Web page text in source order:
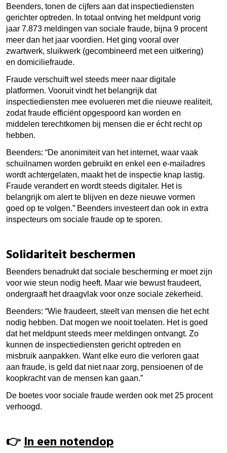
Beenders, tonen de cijfers aan dat inspectiediensten
gerichter optreden. In totaal ontving het meldpunt vorig
jaar 7.873 meldingen van sociale fraude, bijna 9 procent
meer dan het jaar voordien. Het ging vooral over
zwartwerk, sluikwerk (gecombineerd met een uitkering)
en domiciliefraude.
Fraude verschuift wel steeds meer naar digitale
platformen. Vooruit vindt het belangrijk dat
inspectiediensten mee evolueren met die nieuwe realiteit,
zodat fraude efficiënt opgespoord kan worden en
middelen terechtkomen bij mensen die er écht recht op
hebben.
Beenders: “De anonimiteit van het internet, waar vaak
schuilnamen worden gebruikt en enkel een e-mailadres
wordt achtergelaten, maakt het de inspectie knap lastig.
Fraude verandert en wordt steeds digitaler. Het is
belangrijk om alert te blijven en deze nieuwe vormen
goed op te volgen.” Beenders investeert dan ook in extra
inspecteurs om sociale fraude op te sporen.
Solidariteit beschermen
Beenders benadrukt dat sociale bescherming er moet zijn
voor wie steun nodig heeft. Maar wie bewust fraudeert,
ondergraaft het draagvlak voor onze sociale zekerheid.
Beenders: “Wie fraudeert, steelt van mensen die het echt
nodig hebben. Dat mogen we nooit toelaten. Het is goed
dat het meldpunt steeds meer meldingen ontvangt. Zo
kunnen de inspectiediensten gericht optreden en
misbruik aanpakken. Want elke euro die verloren gaat
aan fraude, is geld dat niet naar zorg, pensioenen of de
koopkracht van de mensen kan gaan.”
De boetes voor sociale fraude werden ook met 25 procent
verhoogd.
👉In een notendop